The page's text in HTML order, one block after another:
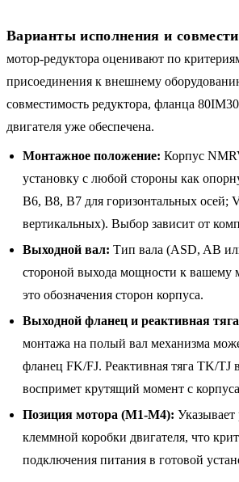
Варианты исполнения и
мотор-редуктора оценивают по
присоединения к внешнему
совместимость редуктора, фланца
двигателя уже обеспечена.
Монтажное положение: Корпус
установку с любой стороны как
B6, B8, B7 для горизонтальных осей;
вертикальных). Выбор зависит от
Выходной вал: Тип вала (ASD, AB
стороной выхода мощности к вашему
это обозначения сторон корпуса.
Выходной фланец и реактивная
монтажа на полый вал механизма
фланец FK/FJ. Реактивная тяга TK/TJ
воспримет крутящий момент с
Позиция мотора (M1-M4):
клеммной коробки двигателя, что
подключения питания в готовой